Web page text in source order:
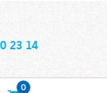
23 14
0